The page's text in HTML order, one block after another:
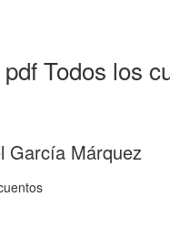
Todos los
García Márquez